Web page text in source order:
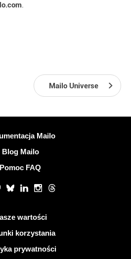
.
Mailo Universe
Mailo
Blog Mailo
Pomoc FAQ
BlueskyLinkedInInstagram
Threads
wartości
korzystania
prywatności